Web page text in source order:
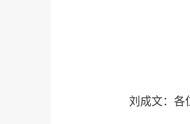
刘成文：各